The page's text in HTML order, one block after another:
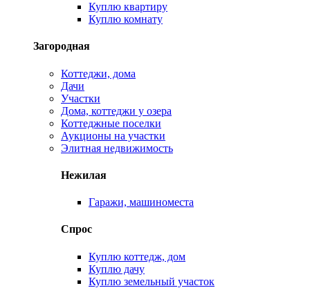
Куплю квартиру
Куплю комнату
Загородная
Коттеджи, дома
Дачи
Участки
Дома, коттеджи у озера
Коттеджные поселки
Аукционы на участки
Элитная недвижимость
Нежилая
Гаражи, машиноместа
Спрос
Куплю коттедж, дом
Куплю дачу
Куплю земельный участок